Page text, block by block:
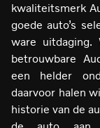
kwaliteitsmerk
goede auto’s
ware
betrouwbare
een helder
daarvoor halen
historie van de